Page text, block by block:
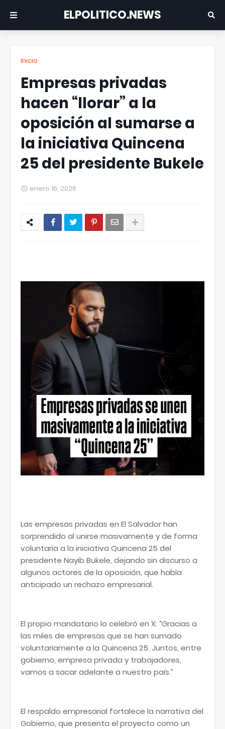
ELPOLITICO.NEWS
Inicio
Empresas privadas
hacen “llorar” a la
oposición al sumarse a
la iniciativa Quincena
25 del presidente Bukele
enero 16, 2026
Las empresas privadas en El Salvador han
sorprendido al unirse masivamente y de forma
voluntaria a la iniciativa Quincena 25 del
presidente Nayib Bukele, dejando sin discurso a
algunos actores de la oposición, que había
anticipado un rechazo empresarial.
El propio mandatario lo celebró en X: “Gracias a
las miles de empresas que se han sumado
voluntariamente a la Quincena 25. Juntos, entre
gobierno, empresa privada y trabajadores,
vamos a sacar adelante a nuestro país.”
El respaldo empresarial fortalece la narrativa del
Gobierno, que presenta el proyecto como un